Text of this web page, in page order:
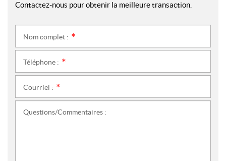
Contactez-nous pour obtenir la meilleure transaction.
Nom complet :
Téléphone :
Courriel :
Questions/Commentaires :